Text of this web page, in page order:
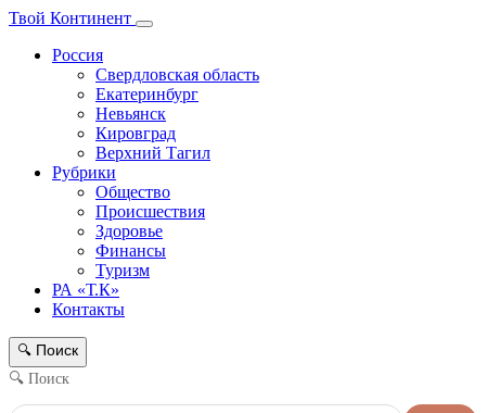
Твой Континент
Россия
Свердловская область
Екатеринбург
Невьянск
Кировград
Верхний Тагил
Рубрики
Общество
Происшествия
Здоровье
Финансы
Туризм
РА «Т.К»
Контакты
🔍 Поиск
🔍 Поиск